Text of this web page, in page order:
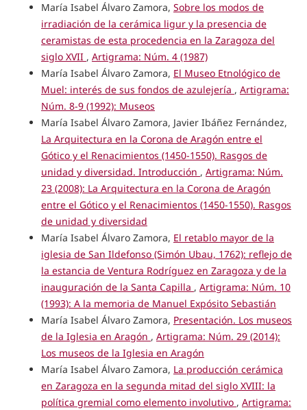
María Isabel Álvaro Zamora, Sobre los modos de
irradiación de la cerámica ligur y la presencia de
ceramistas de esta procedencia en la Zaragoza del
siglo XVII , Artigrama: Núm. 4 (1987)
María Isabel Álvaro Zamora, El Museo Etnológico de
Muel: interés de sus fondos de azulejería , Artigrama:
Núm. 8-9 (1992): Museos
María Isabel Álvaro Zamora, Javier Ibáñez Fernández,
La Arquitectura en la Corona de Aragón entre el
Gótico y el Renacimientos (1450-1550). Rasgos de
unidad y diversidad. Introducción , Artigrama: Núm.
23 (2008): La Arquitectura en la Corona de Aragón
entre el Gótico y el Renacimientos (1450-1550). Rasgos
de unidad y diversidad
María Isabel Álvaro Zamora, El retablo mayor de la
iglesia de San Ildefonso (Simón Ubau, 1762): reflejo de
la estancia de Ventura Rodríguez en Zaragoza y de la
inauguración de la Santa Capilla , Artigrama: Núm. 10
(1993): A la memoria de Manuel Expósito Sebastián
María Isabel Álvaro Zamora, Presentación. Los museos
de la Iglesia en Aragón , Artigrama: Núm. 29 (2014):
Los museos de la Iglesia en Aragón
María Isabel Álvaro Zamora, La producción cerámica
en Zaragoza en la segunda mitad del siglo XVIII: la
política gremial como elemento involutivo , Artigrama: